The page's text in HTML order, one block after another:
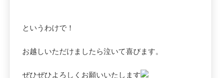
というわけで！
お越しいただけましたら泣いて喜びます。
ぜひぜひよろしくお願いいたします